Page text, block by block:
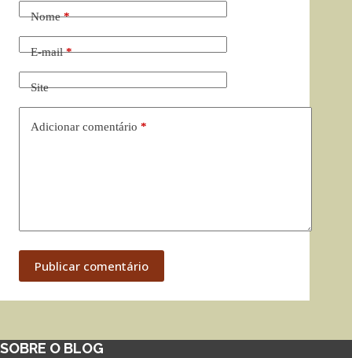
Nome*
E-mail*
Site
Adicionar comentário *
Publicar comentário
SOBRE O BLOG